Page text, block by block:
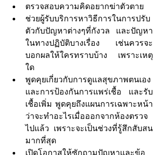
ตรวจสอบความคิดอยากฆ่าตัวตาย
ช่วยผู้รับบริการหาวิธีการในการปรับ
ตัวกับปัญหาต่างๆที่กังวล และปัญหา
ในทางปฏิบัติบางเรื่อง เช่นควรจะ
บอกผลให้ใครทราบบ้าง เพราะเหตุ
ใด
พูดคุยเกี่ยวกับการดูแลสุขภาพตนเอง
และการป้องกันการแพร่เชื้อ และรับ
เชื้อเพิ่ม พูดคุยถึงแผนการเฉพาะหน้า
ว่าจะทำอะไรเมื่อออกจากห้องตรวจ
ไปแล้ว เพราะจะเป็นช่วงที่รู้สึกสับสน
มากที่สุด
เปิดโอกาสให้ซักถามปัญหาและข้อ